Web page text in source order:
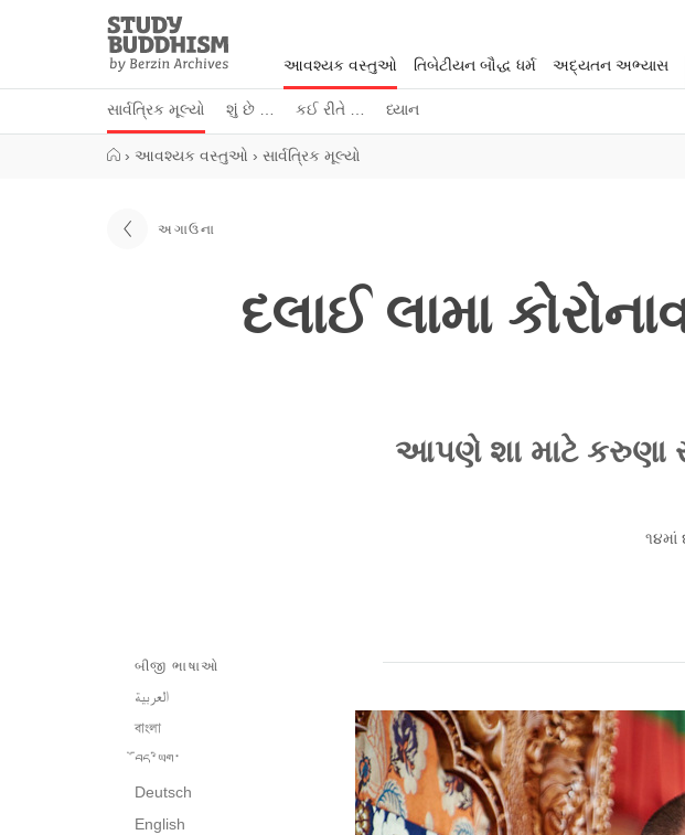
Study
Buddhism
Home
આવશ્યક વસ્તુઓ
સાર્વત્રિક મૂલ્યો શું છે … કઈ રીતે … ધ્યાન
તિબેટીયન બૌદ્ધ ધર્મ અદ્યતન અભ્યાસ
› આવશ્યક વસ્તુઓ › સાર્વત્રિક મૂલ્યો
અગાઉના
દલાઈ લામા
આપણે શા માટે કરુણા
૧૪માં
બીજી ભાષાઓ
العربية
বাংলা
བོད་ཡིག་
Deutsch
English